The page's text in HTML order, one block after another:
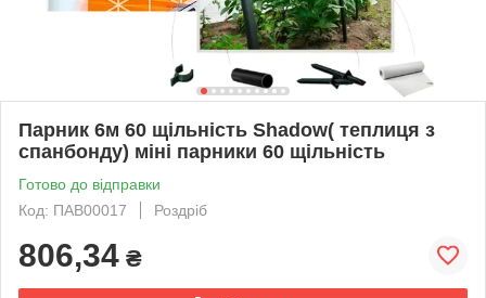
Парник 6м 60 щільність Shadow( теплиця з
спанбонду) міні парники 60 щільність
Готово до відправки
Код: ПАВ00017
Роздріб
806,34 ₴